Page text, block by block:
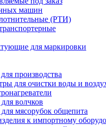
машин
(РТИ)
для маркировки
производства
для очистки воды и
волчков
мясорубок общепита
к импортному